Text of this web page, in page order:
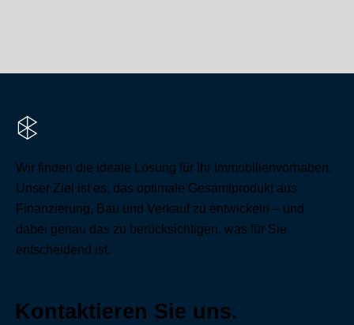
Wir finden die ideale Lösung für Ihr Immobilienvorhaben.
Unser Ziel ist es, das optimale Gesamtprodukt aus
Finanzierung, Bau und Verkauf zu entwickeln – und
dabei genau das zu berücksichtigen, was für Sie
entscheidend ist.
Kontaktieren Sie uns.